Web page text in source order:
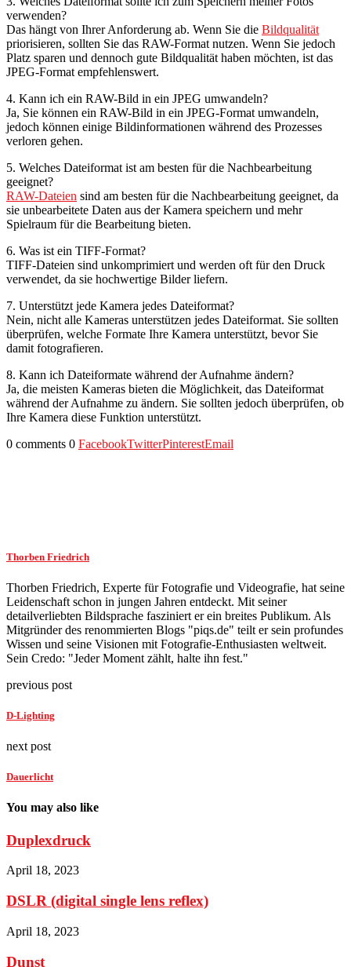
verwenden?
Das hängt von Ihrer Anforderung ab. Wenn Sie die Bildqualität
priorisieren, sollten Sie das RAW-Format nutzen. Wenn Sie jedoch
Platz sparen und dennoch gute Bildqualität haben möchten, ist das
JPEG-Format empfehlenswert.
4. Kann ich ein RAW-Bild in ein JPEG umwandeln?
Ja, Sie können ein RAW-Bild in ein JPEG-Format umwandeln,
jedoch können einige Bildinformationen während des Prozesses
verloren gehen.
5. Welches Dateiformat ist am besten für die Nachbearbeitung
geeignet?
RAW-Dateien sind am besten für die Nachbearbeitung geeignet, da
sie unbearbeitete Daten aus der Kamera speichern und mehr
Spielraum für die Bearbeitung bieten.
6. Was ist ein TIFF-Format?
TIFF-Dateien sind unkomprimiert und werden oft für den Druck
verwendet, da sie hochwertige Bilder liefern.
7. Unterstützt jede Kamera jedes Dateiformat?
Nein, nicht alle Kameras unterstützen jedes Dateiformat. Sie sollten
überprüfen, welche Formate Ihre Kamera unterstützt, bevor Sie
damit fotografieren.
8. Kann ich Dateiformate während der Aufnahme ändern?
Ja, die meisten Kameras bieten die Möglichkeit, das Dateiformat
während der Aufnahme zu ändern. Sie sollten jedoch überprüfen, ob
Ihre Kamera diese Funktion unterstützt.
0 comments 0 FacebookTwitterPinterestEmail
Thorben Friedrich
Thorben Friedrich, Experte für Fotografie und Videografie, hat seine
Leidenschaft schon in jungen Jahren entdeckt. Mit seiner
detailverliebten Bildsprache fasziniert er ein breites Publikum. Als
Mitgründer des renommierten Blogs "piqs.de" teilt er sein profundes
Wissen und seine Visionen mit Fotografie-Enthusiasten weltweit.
Sein Credo: "Jeder Moment zählt, halte ihn fest."
previous post
D-Lighting
next post
Dauerlicht
You may also like
Duplexdruck
April 18, 2023
DSLR (digital single lens reflex)
April 18, 2023
Dunst